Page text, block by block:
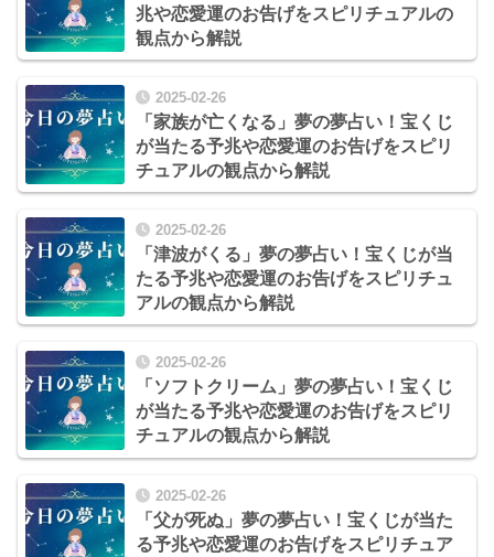
兆や恋愛運のお告げをスピリチュアルの
観点から解説
2025-02-26
「家族が亡くなる」夢の夢占い！宝くじ
が当たる予兆や恋愛運のお告げをスピリ
チュアルの観点から解説
2025-02-26
「津波がくる」夢の夢占い！宝くじが当
たる予兆や恋愛運のお告げをスピリチュ
アルの観点から解説
2025-02-26
「ソフトクリーム」夢の夢占い！宝くじ
が当たる予兆や恋愛運のお告げをスピリ
チュアルの観点から解説
2025-02-26
「父が死ぬ」夢の夢占い！宝くじが当た
る予兆や恋愛運のお告げをスピリチュア